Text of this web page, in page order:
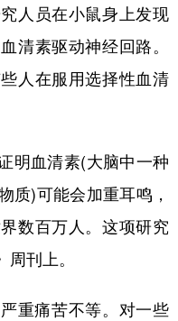
图片 政务
时尚 悦读
亚太网
人员在小鼠身上发现
清素驱动神经回路。
人在服用选择性血清
血清素(大脑中一种
质)可能会加重耳鸣，
数百万人。这项研究
刊上。
重痛苦不等。对一些